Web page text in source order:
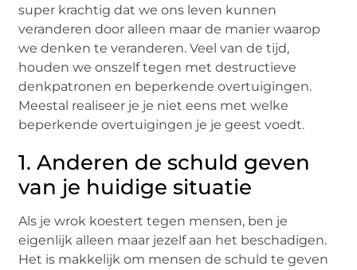
super krachtig dat we ons leven kunnen
veranderen door alleen maar de manier waarop
we denken te veranderen. Veel van de tijd,
houden we onszelf tegen met destructieve
denkpatronen en beperkende overtuigingen.
Meestal realiseer je je niet eens met welke
beperkende overtuigingen je je geest voedt.
1. Anderen de schuld geven
van je huidige situatie
Als je wrok koestert tegen mensen, ben je
eigenlijk alleen maar jezelf aan het beschadigen.
Het is makkelijk om mensen de schuld te geven